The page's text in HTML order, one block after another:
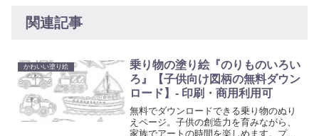
関連記事
かわいい塗り絵
乗り物の塗り絵『のりものいろい
ろ』【子供向け図柄の無料ダウン
ロード】- 印刷・商用利用可
無料でダウンロードできる乗り物のぬり
えページ。子供の創造力を育みながら、
家族でアートの時間を楽しめます。プリ